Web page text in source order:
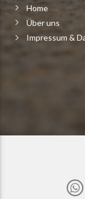
Home
Über uns
Impressum &